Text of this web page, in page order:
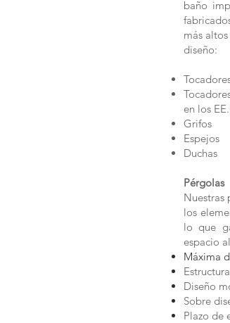
baño
más
diseño:
en los
Grifos
Espejos
Duchas
Pérgolas
Nuestras
los
lo que
espacio
Máxima
Diseño
Sobre
Plazo de